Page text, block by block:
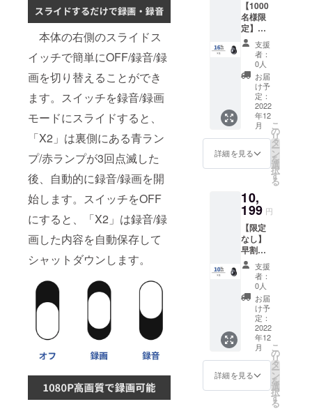
本体の右側のスライドス
イッチで簡単にOFF/録音/録
画を切り替えることができ
ます。スイッチを録音/録画
モードにスライドすると、
「X2」は裏側にある青ラン
プ/赤ランプが3回点滅した
後、自動的に録音/録画を開
始します。スイッチをOFF
にすると、「X2」は録音/録
画した内容を自動保存して
シャットダウンします。
ケーブ
ル×1 日
本語取
扱説明
書×1
【1000
名様限
定】早
割
16％OF
「X2」
32GB×
1 ※送料
無料
（日本
国内限
定） 内
容物：
「X2」
32GB本
USB
Type-C
充電
ケーブ
ル×1 日
本語取
扱説明
書×1
支援
者：
0人
お届
け予
定：
2022
年12
月
詳細を見る
こ
の
リ
タ
ー
ン
を
選
択
す
る
10,
199 円
【限定
なし】
早割
10％OF
F！
「X2」
32GB×
1 ※送料
無料
（日本
国内限
定） 内
容物：
「X2」
32GB本
体×1
支援
者：
0人
お届
け予
定：
2022
年12
月
詳細を見る
こ
の
リ
タ
ー
ン
を
選
択
す
る